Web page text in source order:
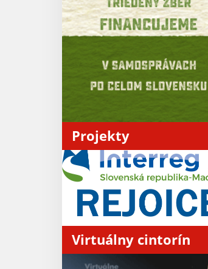
Projekty
Virtuálny cintorín